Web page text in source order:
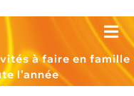
à faire en famille
l’année